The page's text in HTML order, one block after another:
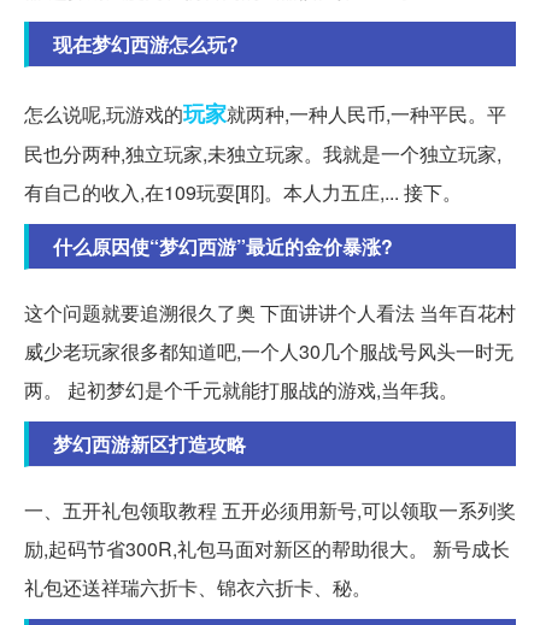
现在梦幻西游怎么玩?
怎么说呢,玩游戏的玩家就两种,一种人民币,一种平民。平
民也分两种,独立玩家,未独立玩家。我就是一个独立玩家,
有自己的收入,在109玩耍[耶]。本人力五庄,... 接下。
什么原因使“梦幻西游”最近的金价暴涨?
这个问题就要追溯很久了奥 下面讲讲个人看法 当年百花村
威少老玩家很多都知道吧,一个人30几个服战号风头一时无
两。 起初梦幻是个千元就能打服战的游戏,当年我。
梦幻西游新区打造攻略
一、五开礼包领取教程 五开必须用新号,可以领取一系列奖
励,起码节省300R,礼包马面对新区的帮助很大。 新号成长
礼包还送祥瑞六折卡、锦衣六折卡、秘。